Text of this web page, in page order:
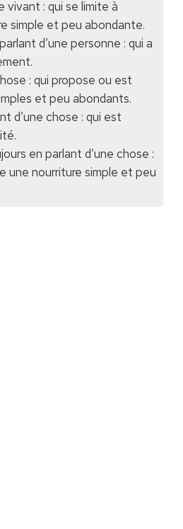
vivant : qui se limite à
simple et peu abondante.
d’une personne : qui a
: qui propose ou est
et peu abondants.
d’une chose : qui est
en parlant d’une chose :
une nourriture simple et peu